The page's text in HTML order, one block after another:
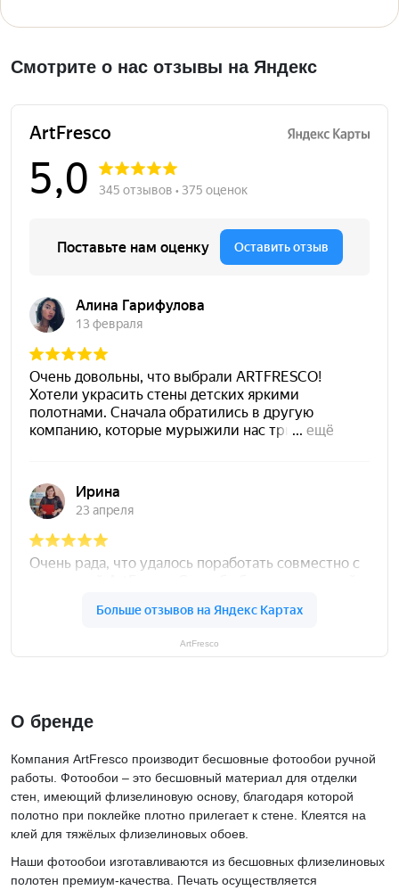
Смотрите о нас отзывы на Яндекс
ArtFresco
О бренде
Компания ArtFresco производит бесшовные фотообои ручной
работы. Фотообои – это бесшовный материал для отделки
стен, имеющий флизелиновую основу, благодаря которой
полотно при поклейке плотно прилегает к стене. Клеятся на
клей для тяжёлых флизелиновых обоев.
Наши фотообои изготавливаются из бесшовных флизелиновых
полотен премиум-качества. Печать осуществляется